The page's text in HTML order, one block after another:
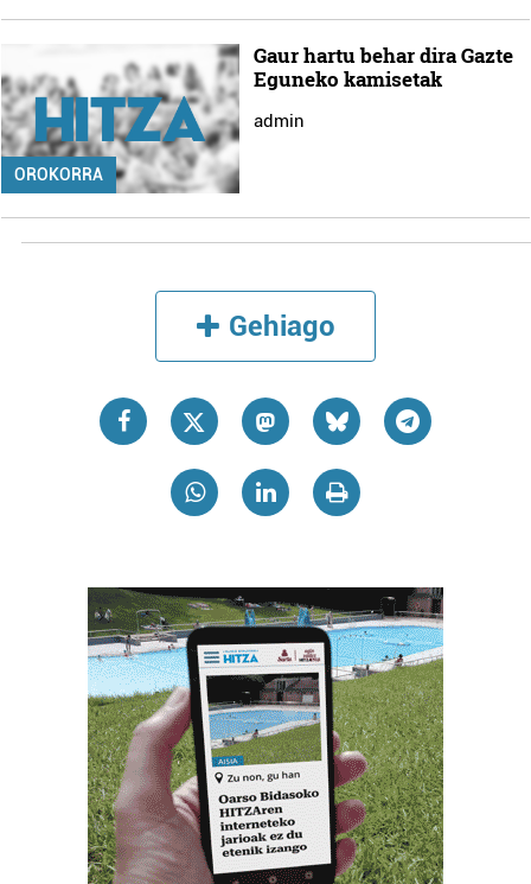
OROKORRA
Gaur hartu behar dira Gazte
Eguneko kamisetak
admin
Gehiago